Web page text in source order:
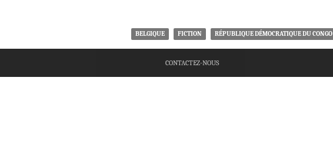
BELGIQUE FICTION RÉPUBLIQUE DÉMOCRATIQUE DU CONGO
CONTACTEZ-NOUS